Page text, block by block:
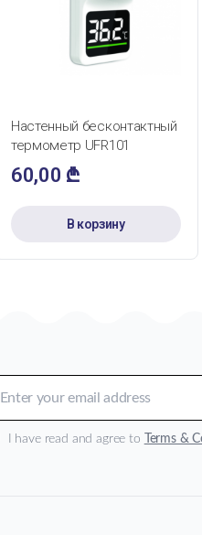
Настенный бесконтактный
термометр UFR101
60,00 ₾
В корзину
I have read and agree to Terms &